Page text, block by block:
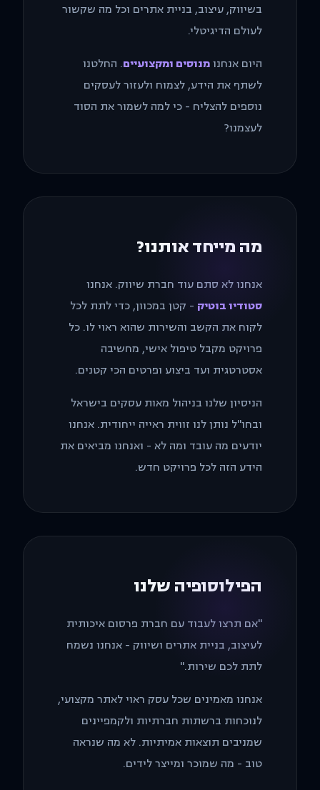
בשיווק, עיצוב, בניית אתרים וכל מה שקשור
לעולם הדיגיטלי.
היום אנחנומנוסים ומקצועיים. החלטנו
לשתף את הידע, לצמוח ולעזור לעסקים
נוספים להצליח - כי למה לשמור את הסוד
לעצמנו?
מה מייחד אותנו?
אנחנו לא סתם עוד חברת שיווק. אנחנו
סטודיו בוטיק - קטן במכוון, כדי לתת לכל
לקוח את הקשב והשירות שהוא ראוי לו. כל
פרויקט מקבל טיפול אישי, מחשיבה
אסטרטגית ועד ביצוע ופרטים הכי קטנים.
הניסיון שלנו בניהול מאות עסקים בישראל
ובחו"ל נותן לנו זווית ראייה ייחודית. אנחנו
יודעים מה עובד ומה לא - ואנחנו מביאים את
הידע הזה לכל פרויקט חדש.
הפילוסופיה שלנו
"אם תרצו לעבוד עם חברת פרסום איכותית
לעיצוב, בניית אתרים ושיווק - אנחנו נשמח
לתת לכם שירות."
אנחנו מאמינים שכל עסק ראוי לאתר מקצועי,
לנוכחות ברשתות חברתיות ולקמפיינים
שמניבים תוצאות אמיתיות. לא מה שנראה
טוב - מה שמוכר ומייצר לידים.